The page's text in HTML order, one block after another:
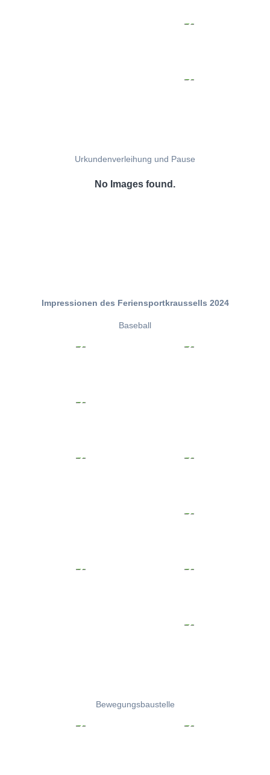
Urkundenverleihung und Pause
No Images found.
Impressionen des Feriensportkraussells 2024
Baseball
Bewegungsbaustelle